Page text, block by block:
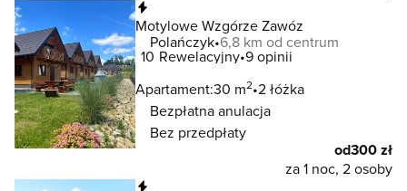
Motylowe Wzgórze Zawóz
Polańczyk 6,8 km od centrum
10 Rewelacyjny 9 opinii
Apartament:30 m2 2 łóżka
Bezpłatna anulacja
Bez przedpłaty
od300 zł
za 1 noc, 2 osoby